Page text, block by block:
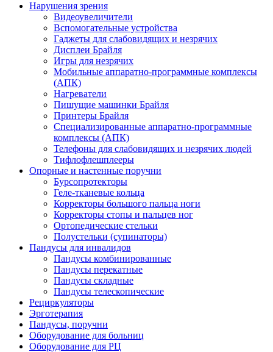
Нарушения зрения
Видеоувеличители
Вспомогательные устройства
Гаджеты для слабовидящих и незрячих
Дисплеи Брайля
Игры для незрячих
Мобильные аппаратно-программные комплексы
(АПК)
Нагреватели
Пишущие машинки Брайля
Принтеры Брайля
Специализированные аппаратно-программные
комплексы (АПК)
Телефоны для слабовидящих и незрячих людей
Тифлофлешплееры
Опорные и настенные поручни
Бурсопротекторы
Геле-тканевые кольца
Корректоры большого пальца ноги
Корректоры стопы и пальцев ног
Ортопедические стельки
Полустельки (супинаторы)
Пандусы для инвалидов
Пандусы комбинированные
Пандусы перекатные
Пандусы складные
Пандусы телескопические
Рециркуляторы
Эрготерапия
Пандусы, поручни
Оборудование для больниц
Оборудование для РЦ